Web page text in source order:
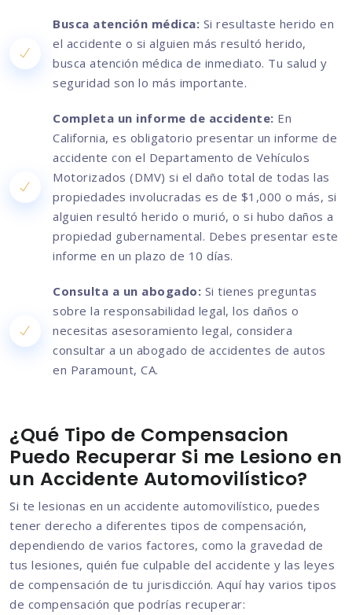
Busca atención médica: Si resultaste herido en
el accidente o si alguien más resultó herido,
busca atención médica de inmediato. Tu salud y
seguridad son lo más importante.
Completa un informe de accidente: En
California, es obligatorio presentar un informe de
accidente con el Departamento de Vehículos
Motorizados (DMV) si el daño total de todas las
propiedades involucradas es de $1,000 o más, si
alguien resultó herido o murió, o si hubo daños a
propiedad gubernamental. Debes presentar este
informe en un plazo de 10 días.
Consulta a un abogado: Si tienes preguntas
sobre la responsabilidad legal, los daños o
necesitas asesoramiento legal, considera
consultar a un abogado de accidentes de autos
en Paramount, CA.
¿Qué Tipo de Compensacion
Puedo Recuperar Si me Lesiono en
un Accidente Automovilístico?
Si te lesionas en un accidente automovilístico, puedes
tener derecho a diferentes tipos de compensación,
dependiendo de varios factores, como la gravedad de
tus lesiones, quién fue culpable del accidente y las leyes
de compensación de tu jurisdicción. Aquí hay varios tipos
de compensación que podrías recuperar: